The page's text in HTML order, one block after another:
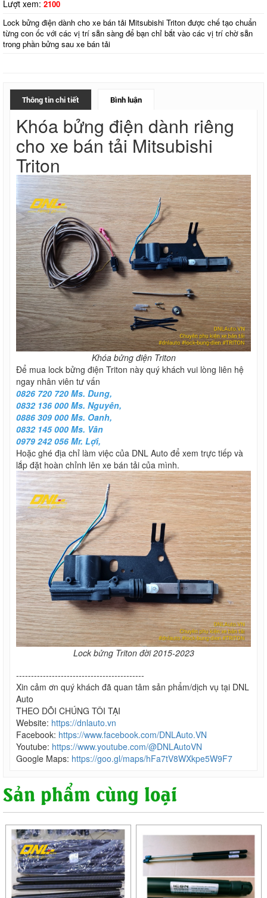
Lượt xem: 2100
Lock bửng điện dành cho xe bán tải Mitsubishi Triton được chế tạo chuẩn
từng con ốc với các vị trí sẵn sàng để bạn chỉ bắt vào các vị trí chờ sẵn
trong phần bửng sau xe bán tải
Thông tin chi tiết Bình luận
Khóa bửng điện dành riêng
cho xe bán tải Mitsubishi
Triton
Khóa bửng điện Triton
Để mua lock bửng điện Triton này quý khách vui lòng liên hệ
ngay nhân viên tư vấn
0826 720 720 Ms. Dung,
0832 136 000 Ms. Nguyên,
0886 309 000 Ms. Oanh,
0832 145 000 Ms. Vân
0979 242 056 Mr. Lợi,
Hoặc ghé địa chỉ làm việc của DNL Auto để xem trực tiếp và
lắp đặt hoàn chỉnh lên xe bán tải của mình.
Lock bửng Triton đời 2015-2023
-------------------------------------------
Xin cảm ơn quý khách đã quan tâm sản phẩm/dịch vụ tại DNL
Auto
THEO DÕI CHÚNG TÔI TẠI
Website: https://dnlauto.vn
Facebook: https://www.facebook.com/DNLAuto.VN
Youtube: https://www.youtube.com/@DNLAutoVN
Google Maps: https://goo.gl/maps/hFa7tV8WXkpe5W9F7
Sản phẩm cùng loại